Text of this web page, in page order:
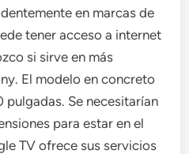
en marcas de
tener acceso a internet
si sirve en más
El modelo en concreto
Se necesitarían
para estar en el
TV ofrece sus servicios